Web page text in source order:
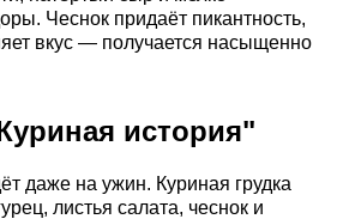
Чеснок придаёт пикантность,
вкус — получается насыщенно
история"
даже на ужин. Куриная грудка
листья салата, чеснок и